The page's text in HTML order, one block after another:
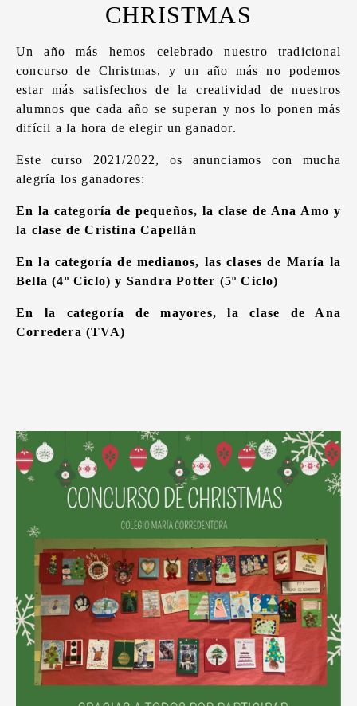
CHRISTMAS
Un año más hemos celebrado nuestro tradicional
concurso de Christmas, y un año más no podemos
estar más satisfechos de la creatividad de nuestros
alumnos que cada año se superan y nos lo ponen más
difícil a la hora de elegir un ganador.
Este curso 2021/2022, os anunciamos con mucha
alegría los ganadores:
En la categoría de pequeños, la clase de Ana Amo y
la clase de Cristina Capellán
En la categoría de medianos, las clases de María la
Bella (4º Ciclo) y Sandra Potter (5º Ciclo)
En la categoría de mayores, la clase de Ana
Corredera (TVA)